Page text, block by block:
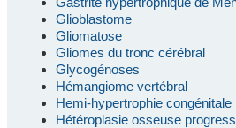
Glioblastome
Gliomatose
Gliomes du tronc cérébral
Glycogénoses
Hémangiome vertébral
Hemi-hypertrophie congénitale
Hétéroplasie osseuse